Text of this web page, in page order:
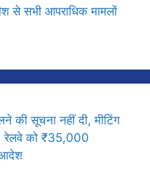
से सभी आपराधिक मामलों
की सूचना नहीं दी, मीटिंग
रेलवे को ₹35,000